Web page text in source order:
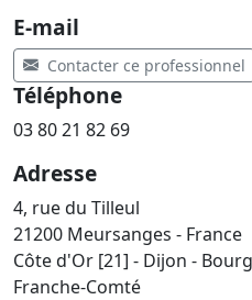
E-mail
Contacter ce professionnel
Téléphone
03 80 21 82 69
Adresse
4, rue du Tilleul
21200 Meursanges - France
Côte d'Or [21] - Dijon -
Franche-Comté